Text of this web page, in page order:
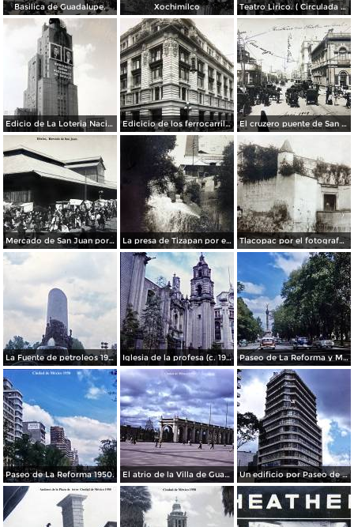
Basilica de Guadalupe. Xochimilco Teatro Lirico. ( Circulada el 1 de Agosto de 1926 ).
Edicio de La Loteria Nacional Ciudad de México Abril de 1964 Edicicio de los ferrocarriles. El cruzero puente de San Francisco y Guardiola por el fotografo Felix Miret.
Mercado de San Juan por el fotografo Felix Miret La presa de Tizapan por el fotografo Fernando Kososky. ( Circulada el 22 de Diembre de 1910 ). Tlacopac por el fotografo Hugo Brehme.
La Fuente de petroleos 1950. Iglesia de la profesa (c. 1950) Paseo de La Reforma y Mto a La Independencia 1950
Paseo de La Reforma 1950. El atrio de la Villa de Guadalupe 1950. Un edificio por Paseo de La Reforma 1950